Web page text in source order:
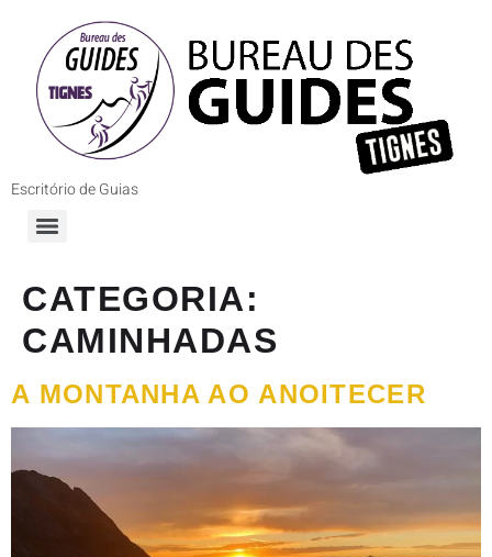
Escritório de Guias
CATEGORIA:
CAMINHADAS
A MONTANHA AO ANOITECER